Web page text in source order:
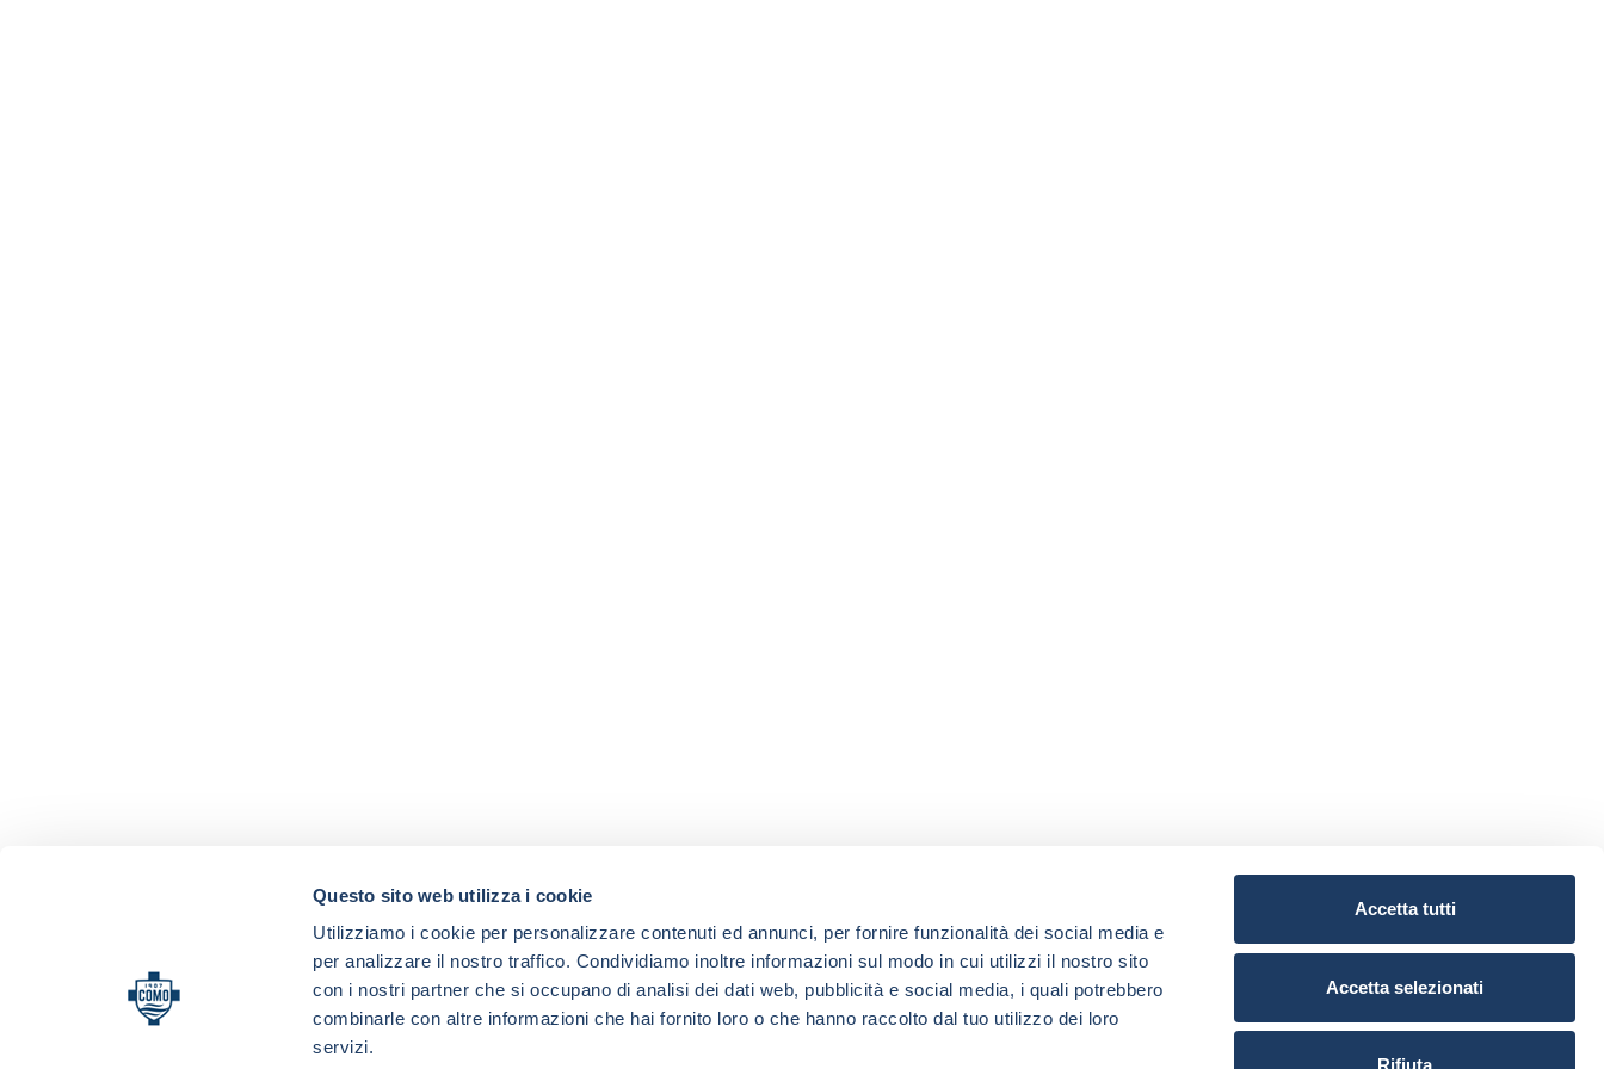
Questo sito web utilizza i cookie
Utilizziamo i cookie per personalizzare contenuti ed annunci, per fornire funzionalità dei social media e
per analizzare il nostro traffico. Condividiamo inoltre informazioni sul modo in cui utilizzi il nostro sito
con i nostri partner che si occupano di analisi dei dati web, pubblicità e social media, i quali potrebbero
combinarle con altre informazioni che hai fornito loro o che hanno raccolto dal tuo utilizzo dei loro
servizi.
Accetta tutti
Accetta selezionati
Rifiuta